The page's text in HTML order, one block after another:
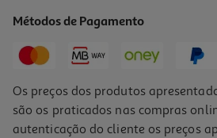
Métodos de Pagamento
Os preços dos produtos
são os praticados nas compras
autenticação do cliente os preços